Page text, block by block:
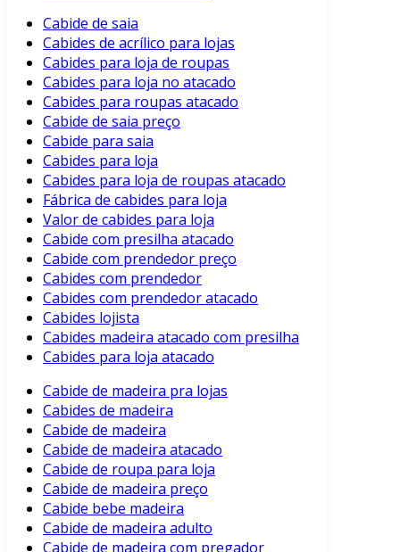
Cabide de saia
Cabides de acrílico para lojas
Cabides para loja de roupas
Cabides para loja no atacado
Cabides para roupas atacado
Cabide de saia preço
Cabide para saia
Cabides para loja
Cabides para loja de roupas atacado
Fábrica de cabides para loja
Valor de cabides para loja
Cabide com presilha atacado
Cabide com prendedor preço
Cabides com prendedor
Cabides com prendedor atacado
Cabides lojista
Cabides madeira atacado com presilha
Cabides para loja atacado
Cabide de madeira pra lojas
Cabides de madeira
Cabide de madeira
Cabide de madeira atacado
Cabide de roupa para loja
Cabide de madeira preço
Cabide bebe madeira
Cabide de madeira adulto
Cabide de madeira com pregador